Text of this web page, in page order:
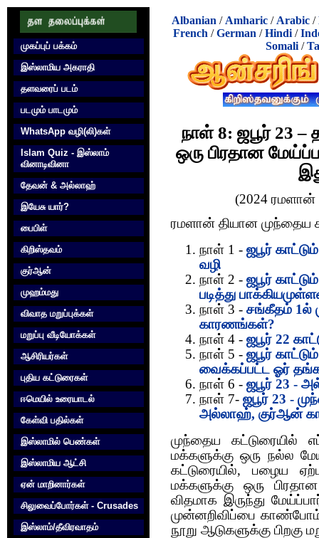
முகப்புப் பக்கம்
இஸ்லாமிய அகராதி
தளவரைப் படம்
படமும் பாடமும்
WhatsApp வழி(லி)கள்
Islam Quiz - இஸ்லாம்
வினாடிவினா
தேவன் & அல்லாஹ்
இயேசு யார்?
பைபிள்
கிறிஸ்தவம்
குர்‍ஆன்
முஹம்மது
விவாத மறுப்புக்கள்
மறுப்பு வீடியோக்கள்
ஆசிரியர்கள்
புதிய கட்டுரைகள்
ஈமெயில் உரையாடல்
கேள்வி பதில்கள்
இஸ்லாமில் பெண்கள்
இஸ்லாமிய ஆட்சி
ஏன் மாறினார்கள்
சிலுவைப்போர்கள் - Crusades
இஸ்லாம்/தீவிரவாதம்
Albanian / Amharic / Arabic /
French /German /Hindi /
Somali/
நாள் 8: ஜபூர் 23 –
ஒரு பிரதான
(2024 ரமளான்
ரமளான் தியான முந்தைய
நாள் 1 - ஜபூர்
வழி
நாள் 2 - ஜபூர்
படித்து
நாள் 3 - சங்கீதம் 1ல்
காரணங்கள்?
நாள் 4 - ஜபூர் 22
நாள் 5 - ஜபூர்
வைக்கப்பட்ட ஓர்
நாள் 6 - ஜபூர் 23 -
நாள் 7- ஜபூர் 23 -
அல்லாஹ், குர்‍ஆன்
முந்தைய கட்டுரையில்
மக்களுக்கு ஒரு நல்ல
கட்டுரையில், பழைய
மக்களுக்கு ஒரு
விதமாக‌ இருந்து
முன்னறிவிப்பை காண்போம்.
நூறு ஆடுகளுக்கு பிறகு